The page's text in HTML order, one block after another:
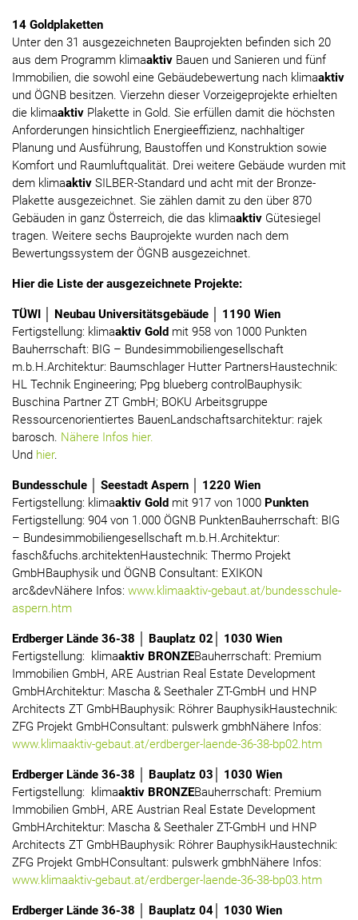
14 Goldplaketten
Unter den 31 ausgezeichneten Bauprojekten befinden sich 20
aus dem Programm klimaaktiv Bauen und Sanieren und fünf
Immobilien, die sowohl eine Gebäudebewertung nach klimaaktiv
und ÖGNB besitzen. Vierzehn dieser Vorzeigeprojekte erhielten
die klimaaktiv Plakette in Gold. Sie erfüllen damit die höchsten
Anforderungen hinsichtlich Energieeffizienz, nachhaltiger
Planung und Ausführung, Baustoffen und Konstruktion sowie
Komfort und Raumluftqualität. Drei weitere Gebäude wurden mit
dem klimaaktiv SILBER-Standard und acht mit der Bronze-
Plakette ausgezeichnet. Sie zählen damit zu den über 870
Gebäuden in ganz Österreich, die das klimaaktiv Gütesiegel
tragen. Weitere sechs Bauprojekte wurden nach dem
Bewertungssystem der ÖGNB ausgezeichnet.
Hier die Liste der ausgezeichnete Projekte:
TÜWI │ Neubau Universitätsgebäude │ 1190 Wien
Fertigstellung: klimaaktiv Gold mit 958 von 1000 Punkten
Bauherrschaft: BIG – Bundesimmobiliengesellschaft
m.b.H.Architektur: Baumschlager Hutter PartnersHaustechnik:
HL Technik Engineering; Ppg blueberg controlBauphysik:
Buschina Partner ZT GmbH; BOKU Arbeitsgruppe
Ressourcenorientiertes BauenLandschaftsarchitektur: rajek
barosch. Nähere Infos hier.
Und hier.
Bundesschule │ Seestadt Aspern │ 1220 Wien
Fertigstellung: klimaaktiv Gold mit 917 von 1000 Punkten
Fertigstellung: 904 von 1.000 ÖGNB PunktenBauherrschaft: BIG
– Bundesimmobiliengesellschaft m.b.H.Architektur:
fasch&fuchs.architektenHaustechnik: Thermo Projekt
GmbHBauphysik und ÖGNB Consultant: EXIKON
arc&devNähere Infos: www.klimaaktiv-gebaut.at/bundesschule-
aspern.htm
Erdberger Lände 36-38 │ Bauplatz 02│ 1030 Wien
Fertigstellung: klimaaktiv BRONZEBauherrschaft: Premium
Immobilien GmbH, ARE Austrian Real Estate Development
GmbHArchitektur: Mascha & Seethaler ZT-GmbH und HNP
Architects ZT GmbHBauphysik: Röhrer BauphysikHaustechnik:
ZFG Projekt GmbHConsultant: pulswerk gmbhNähere Infos:
www.klimaaktiv-gebaut.at/erdberger-laende-36-38-bp02.htm
Erdberger Lände 36-38 │ Bauplatz 03│ 1030 Wien
Fertigstellung: klimaaktiv BRONZEBauherrschaft: Premium
Immobilien GmbH, ARE Austrian Real Estate Development
GmbHArchitektur: Mascha & Seethaler ZT-GmbH und HNP
Architects ZT GmbHBauphysik: Röhrer BauphysikHaustechnik:
ZFG Projekt GmbHConsultant: pulswerk gmbhNähere Infos:
www.klimaaktiv-gebaut.at/erdberger-laende-36-38-bp03.htm
Erdberger Lände 36-38 │ Bauplatz 04│ 1030 Wien